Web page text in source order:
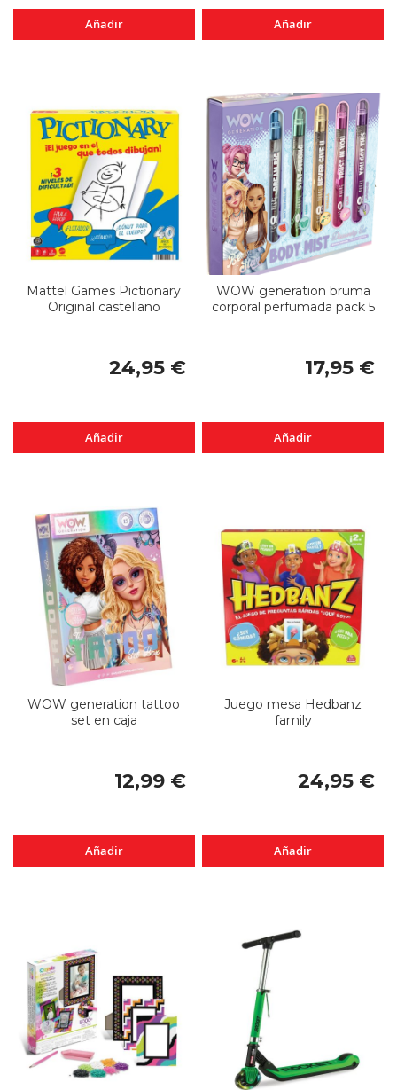
Añadir Añadir
Mattel Games Pictionary
Original castellano
24,95 €
Añadir
WOW generation bruma
corporal perfumada pack 5
17,95 €
Añadir
WOW generation tattoo
set en caja
12,99 €
Añadir
Juego mesa Hedbanz
family
24,95 €
Añadir